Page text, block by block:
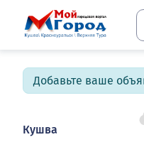
Добавьте ваше
Кушва